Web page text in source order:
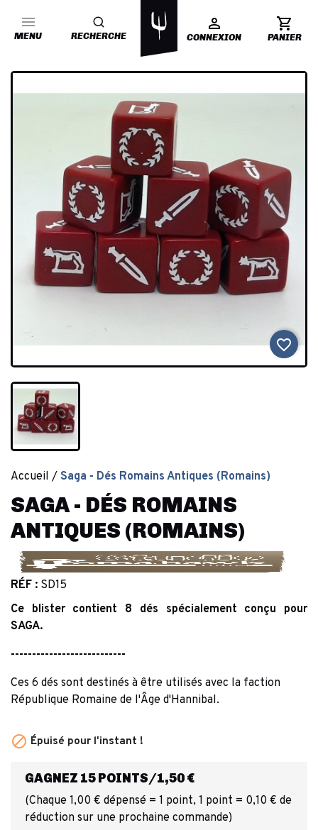
MENU RECHERCHE CONNEXION PANIER
favorite_border
Accueil Saga - Dés Romains Antiques (Romains)
SAGA - DÉS ROMAINS
ANTIQUES (ROMAINS)
RÉF : SD15
Ce blister contient 8 dés spécialement conçu pour
SAGA.
---------------------------
Ces 6 dés sont destinés à être utilisés avec la faction
République Romaine de l'Âge d'Hannibal.
 Épuisé pour l'instant !
GAGNEZ 15 POINTS/1,50 €
(Chaque 1,00 € dépensé = 1 point, 1 point = 0,10 € de
réduction sur une prochaine commande)